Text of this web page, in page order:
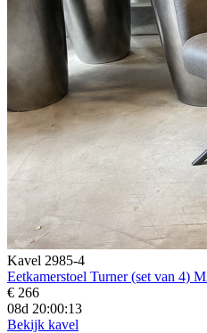
Kavel 2985-4
Eetkamerstoel Turner (set van 4)
€ 266
08d 20:00:12
Bekijk kavel